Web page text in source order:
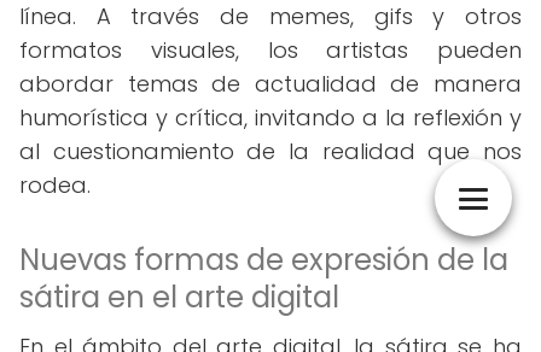
línea. A través de memes, gifs y otros
formatos visuales, los artistas pueden
abordar temas de actualidad de manera
humorística y crítica, invitando a la reflexión y
al cuestionamiento de la realidad que nos
rodea.
Nuevas formas de expresión de la
sátira en el arte digital